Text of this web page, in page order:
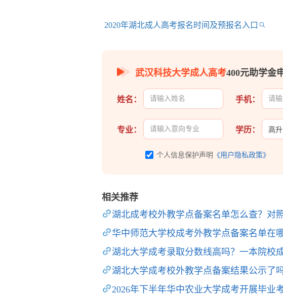
2020年湖北成人高考报名时间及预报名入口
武汉科技大学成人高考400元助学金
姓名： 手机：
专业： 学历：
个人信息保护声明 《用户隐私政策》
相关推荐
湖北成考校外教学点备案名单怎么查？对
华中师范大学校成考外教学点备案名单在
湖北大学成考录取分数线高吗？一本院校
湖北大学成考校外教学点备案结果公示了
2026年下半年华中农业大学成考开展毕业